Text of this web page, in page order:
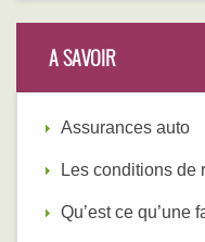
A SAVOIR
Assurances auto
Les conditions de
Qu’est ce qu’une